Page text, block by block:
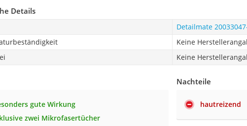
Details
Detailmate
Keine
Keine
gute Wirkung
zwei Mikrofasertücher
Nachteile
hautreizend